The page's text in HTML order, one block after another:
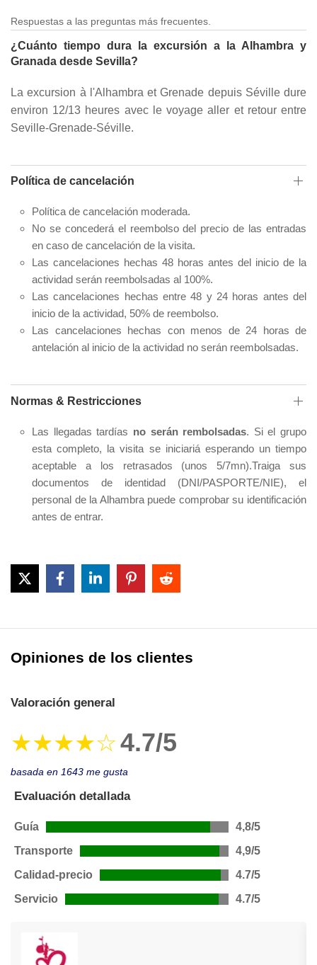
Respuestas a las preguntas más frecuentes.
¿Cuánto tiempo dura la excursión a la Alhambra y
Granada desde Sevilla?
La excursion à l'Alhambra et Grenade depuis Séville dure
environ 12/13 heures avec le voyage aller et retour entre
Seville-Grenade-Séville.
Política de cancelación
Política de cancelación moderada.
No se concederá el reembolso del precio de las entradas
en caso de cancelación de la visita.
Las cancelaciones hechas 48 horas antes del inicio de la
actividad serán reembolsadas al 100%.
Las cancelaciones hechas entre 48 y 24 horas antes del
inicio de la actividad, 50% de reembolso.
Las cancelaciones hechas con menos de 24 horas de
antelación al inicio de la actividad no serán reembolsadas.
Normas & Restricciones
Las llegadas tardías no serán rembolsadas. Si el grupo
esta completo, la visita se iniciariá esperando un tiempo
aceptable a los retrasados (unos 5/7mn).Traiga sus
documentos de identidad (DNI/PASPORTE/NIE), el
personal de la Alhambra puede comprobar su identificación
antes de entrar.
Opiniones de los clientes
Valoración general
★★★★☆4.7/5
basada en 1643 me gusta
Evaluación detallada
Guía
4,8/5
Transporte
4,9/5
Calidad-precio
4.7/5
Servicio
4.7/5